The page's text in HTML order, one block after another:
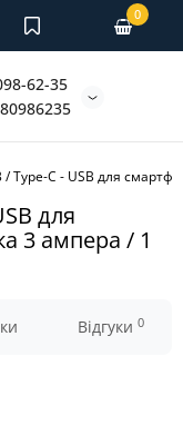
62-35
0
/ Type-C - USB для
для
3 ампера / 1
Відгуки 0